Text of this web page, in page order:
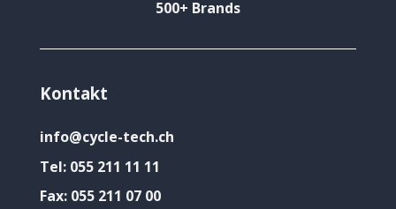
500+ Brands
Kontakt
info@cycle-tech.ch
Tel: 055 211 11 11
Fax: 055 211 07 00